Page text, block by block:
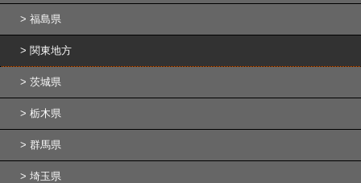
福島県
関東地方
茨城県
栃木県
群馬県
埼玉県